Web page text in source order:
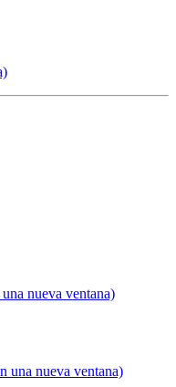
nueva ventana)
una nueva ventana)